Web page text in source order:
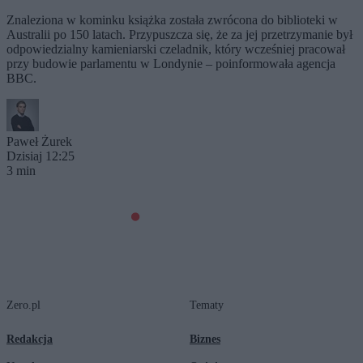
Znaleziona w kominku książka została zwrócona do biblioteki w
Australii po 150 latach. Przypuszcza się, że za jej przetrzymanie był
odpowiedzialny kamieniarski czeladnik, który wcześniej pracował
przy budowie parlamentu w Londynie – poinformowała agencja
BBC.
Paweł Żurek
Dzisiaj 12:25
3 min
Zero.pl
Redakcja
Tematy
Biznes